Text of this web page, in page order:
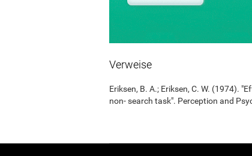
Verweise
Eriksen, B. A.; Eriksen, C. W. (1974).
non- search task". Perception and